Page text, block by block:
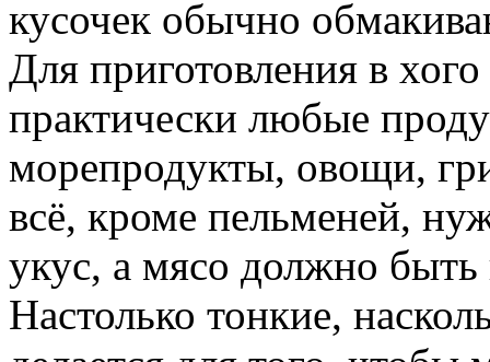
кусочек обычно
Для приготовления в
практически любые
морепродукты, овощи,
всё, кроме пельменей,
укус, а мясо должно
Настолько тонкие,